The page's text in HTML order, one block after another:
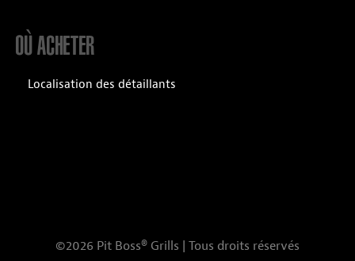
OÙ ACHETER
Localisation des détaillants
©2026 Pit Boss® Grills | Tous droits réservés